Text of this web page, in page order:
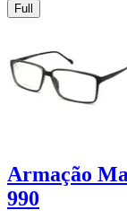
Full
Armação
990